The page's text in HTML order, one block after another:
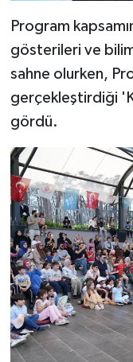
Program
gösterileri ve
sahne olurken,
gerçekleştirdiği
gördü.